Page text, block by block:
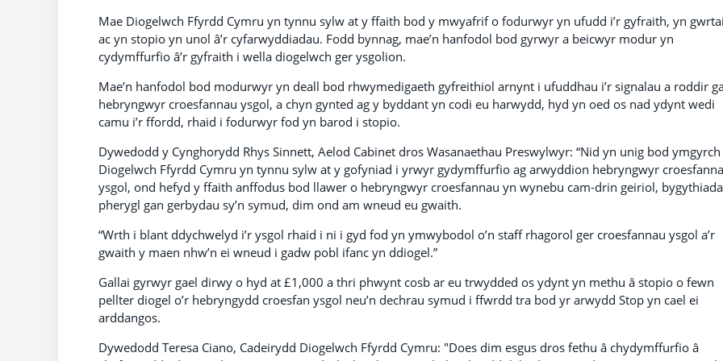
Mae Diogelwch Ffyrdd Cymru yn tynnu sylw at y ffaith bod y mwyafrif o fodurwyr yn ufudd i’r gyfraith, yn
ac yn stopio yn unol â’r cyfarwyddiadau. Fodd bynnag, mae’n hanfodol bod gyrwyr a beicwyr modur yn
cydymffurfio â’r gyfraith i wella diogelwch ger ysgolion.
Mae’n hanfodol bod modurwyr yn deall bod rhwymedigaeth gyfreithiol arnynt i ufuddhau i’r signalau a roddir
hebryngwyr croesfannau ysgol, a chyn gynted ag y byddant yn codi eu harwydd, hyd yn oed os nad ydynt wedi
camu i’r ffordd, rhaid i fodurwyr fod yn barod i stopio.
Dywedodd y Cynghorydd Rhys Sinnett, Aelod Cabinet dros Wasanaethau Preswylwyr: “Nid yn unig bod ymgyrch
Diogelwch Ffyrdd Cymru yn tynnu sylw at y gofyniad i yrwyr gydymffurfio ag arwyddion hebryngwyr
ysgol, ond hefyd y ffaith anffodus bod llawer o hebryngwyr croesfannau yn wynebu cam-drin geiriol,
pherygl gan gerbydau sy’n symud, dim ond am wneud eu gwaith.
“Wrth i blant ddychwelyd i’r ysgol rhaid i ni i gyd fod yn ymwybodol o’n staff rhagorol ger croesfannau ysgol a’r
gwaith y maen nhw’n ei wneud i gadw pobl ifanc yn ddiogel.”
Gallai gyrwyr gael dirwy o hyd at £1,000 a thri phwynt cosb ar eu trwydded os ydynt yn methu â stopio o fewn
pellter diogel o’r hebryngydd croesfan ysgol neu’n dechrau symud i ffwrdd tra bod yr arwydd Stop yn cael ei
arddangos.
Dywedodd Teresa Ciano, Cadeirydd Diogelwch Ffyrdd Cymru: "Does dim esgus dros fethu â chydymffurfio â